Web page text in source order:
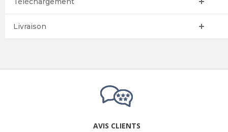
Livraison
AVIS CLIENTS